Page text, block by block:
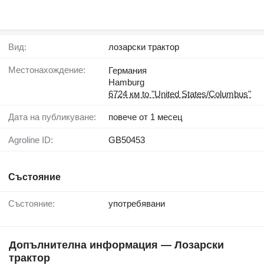
Вид: лозарски трактор
Местонахождение:
Германия
Hamburg
6724 км to "United States/Columbus"
Дата на публикуване: повече от 1 месец
Agroline ID: GB50453
Състояние
Състояние: употребявани
Допълнителна информация — Лозарски
трактор